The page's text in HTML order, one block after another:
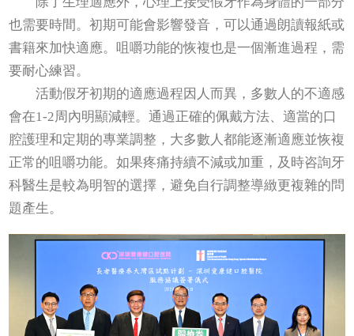
也需要時間。初期可能會影響發音，可以通過朗讀報紙或
書籍來加快適應。咀嚼功能的恢複也是一個漸進過程，需
要耐心練習。
活動假牙初期的適應過程因人而異，多數人的不適感
會在1-2周內明顯減輕。通過正確的佩戴方法、適當的口
腔護理和定期的專業調整，大多數人都能逐漸適應並恢複
正常的咀嚼功能。如果疼痛持續不減或加重，及時咨詢牙
科醫生是較為明智的選擇，避免自行調整導緻更複雜的問
題產生。